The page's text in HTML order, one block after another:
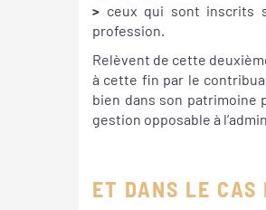
> ceux qui sont inscrits
profession.
Relèvent de cette
à cette fin par le
bien dans son patrimoine
gestion opposable à
ET DANS LE CAS